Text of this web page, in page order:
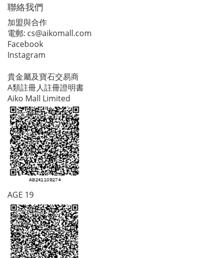
聯絡我們
加盟與合作
電郵: cs@aikomall.com
Facebook
Instagram
貴金屬及寶石交易商
A類註冊人註冊證明書
Aiko Mall Limited
AGE 19